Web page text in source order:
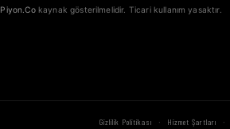
Piyon.Cokaynak gösterilmelidir. Ticari kullanım yasaktır.
Gizlilik Politikası · Hizmet Şartları ·